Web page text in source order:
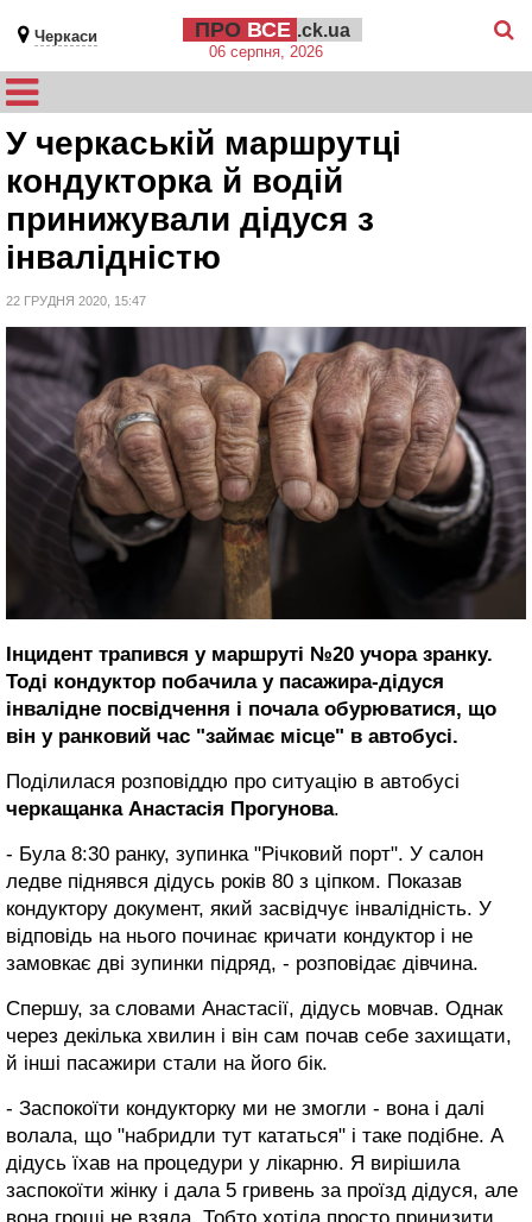
Черкаси ПРО ВСЕ .ck.ua
06 серпня, 2026
У черкаській маршрутці
кондукторка й водій
принижували дідуся з
інвалідністю
22 ГРУДНЯ 2020, 15:47
Інцидент трапився у маршруті №20 учора зранку.
Тоді кондуктор побачила у пасажира-дідуся
інвалідне посвідчення і почала обурюватися, що
він у ранковий час "займає місце" в автобусі.
Поділилася розповіддю про ситуацію в автобусі
черкащанка Анастасія Прогунова.
- Була 8:30 ранку, зупинка "Річковий порт". У салон
ледве піднявся дідусь років 80 з ціпком. Показав
кондуктору документ, який засвідчує інвалідність. У
відповідь на нього починає кричати кондуктор і не
замовкає дві зупинки підряд, - розповідає дівчина.
Спершу, за словами Анастасії, дідусь мовчав. Однак
через декілька хвилин і він сам почав себе захищати,
й інші пасажири стали на його бік.
- Заспокоїти кондукторку ми не змогли - вона і далі
волала, що "набридли тут кататься" і таке подібне. А
дідусь їхав на процедури у лікарню. Я вирішила
заспокоїти жінку і дала 5 гривень за проїзд дідуся, але